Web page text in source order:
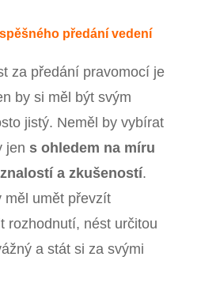
předání vedení
za předání pravomocí je
by si měl být svým
jistý. Neměl by vybírat
jen s ohledem na míru
a zkušeností.
měl umět převzít
rozhodnutí, nést určitou
a stát si za svými